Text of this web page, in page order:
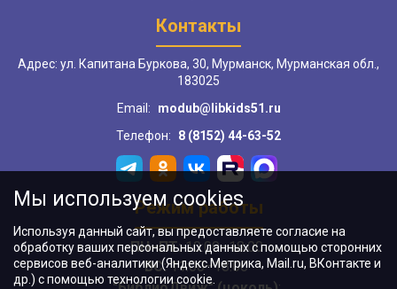
Контакты
Адрес: ул. Капитана Буркова, 30, Мурманск, Мурманская обл.,
183025
Email:
modub@libkids51.ru
Телефон:
8 (8152) 44-63-52
Режим работы
ПН–ПТ:10:00–18:00
ВС:11:00–18:00
Мы используем cookies
Используя данный сайт, вы предоставляете согласие на
обработку ваших персональных данных с помощью сторонних
сервисов веб-аналитики (Яндекс.Метрика, Mail.ru, ВКонтакте и
др.) с помощью технологии cookie.